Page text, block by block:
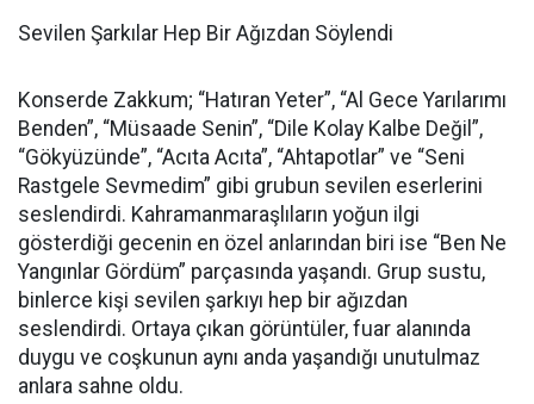
Sevilen Şarkılar Hep Bir Ağızdan Söylendi
Konserde Zakkum; “Hatıran Yeter”, “Al Gece Yarılarımı
Benden”, “Müsaade Senin”, “Dile Kolay Kalbe Değil”,
“Gökyüzünde”, “Acıta Acıta”, “Ahtapotlar” ve “Seni
Rastgele Sevmedim” gibi grubun sevilen eserlerini
seslendirdi. Kahramanmaraşlıların yoğun ilgi
gösterdiği gecenin en özel anlarından biri ise “Ben Ne
Yangınlar Gördüm” parçasında yaşandı. Grup sustu,
binlerce kişi sevilen şarkıyı hep bir ağızdan
seslendirdi. Ortaya çıkan görüntüler, fuar alanında
duygu ve coşkunun aynı anda yaşandığı unutulmaz
anlara sahne oldu.